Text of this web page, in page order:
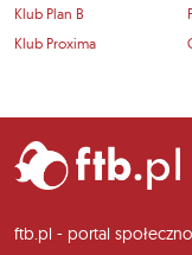
Klub Plan B
Klub Proxima
ftb.pl - portal